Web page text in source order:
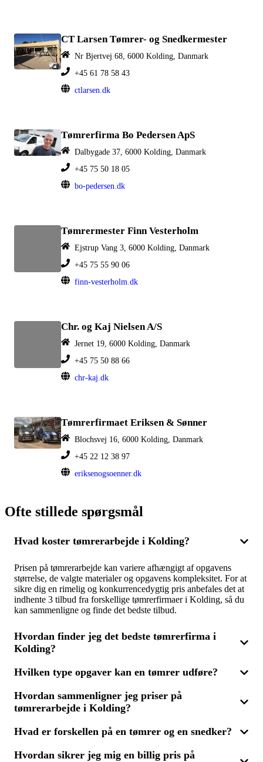
CT Larsen Tømrer- og Snedkermester
Nr Bjertvej 68, 6000 Kolding, Danmark
+45 61 78 58 43
ctlarsen.dk
Tømrerfirma Bo Pedersen ApS
Dalbygade 37, 6000 Kolding, Danmark
+45 75 50 18 05
bo-pedersen.dk
Tømrermester Finn Vesterholm
Ejstrup Vang 3, 6000 Kolding, Danmark
+45 75 55 90 06
finn-vesterholm.dk
Chr. og Kaj Nielsen A/S
Jernet 19, 6000 Kolding, Danmark
+45 75 50 88 66
chr-kaj.dk
Tømrerfirmaet Eriksen & Sønner
Blochsvej 16, 6000 Kolding, Danmark
+45 22 12 38 97
eriksenogsoenner.dk
Ofte stillede spørgsmål
Hvad koster tømrerarbejde i Kolding?
Prisen på tømrerarbejde kan variere afhængigt af opgavens
størrelse, de valgte materialer og opgavens kompleksitet. For at
sikre dig en rimelig og konkurrencedygtig pris anbefales det at
indhente 3 tilbud fra forskellige tømrerfirmaer i Kolding, så du
kan sammenligne og finde det bedste tilbud.
Hvordan finder jeg det bedste tømrerfirma i
Kolding?
For at vælge det bedste tømrerfirma til dit projekt kan du
Kolding og vurder pris, erfaring og kvalitet. Det hjælper dig
med at finde en tømrer, der leverer den bedste løsning inden for
Hvilken type opgaver kan en tømrer udføre?
Tømrere udfører mange forskellige opgaver, lige fra
tagkonstruktioner og gulvlægning til installation af døre og
som snedkerarbejde, der kræver præcision og
den rette tømrer til din opgave i Kolding.
Hvordan sammenligner jeg priser på
tømrerarbejde i Kolding?
Ved prissammenligning på tømrerarbejde bør du ikke kun
tømrerens erfaring. Gennem indhentning af 3 tilbud fra
Hvad er forskellen på en tømrer og en snedker?
En tømrer håndterer typisk større bygningsopgaver som
Hvordan sikrer jeg mig en billig pris på